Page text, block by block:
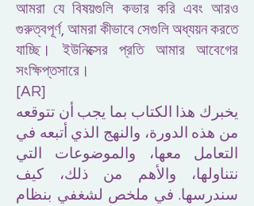
আমরা যে বিষয়গুলি কভার করি এবং আরও
গুরুত্বপূর্ণ, আমরা কীভাবে সেগুলি অধ্যয়ন করতে
যাচ্ছি। ইউনিক্সের প্রতি আমার আবেগের
সংক্ষিপ্তসারে।
[AR]
يخبرك هذا الكتاب بما يجب أن تتوقعه
من هذه الدورة، والنهج الذي أتبعه في
التعامل معها، والموضوعات التي
نتناولها، والأهم من ذلك، كيف
سندرسها. في ملخص لشغفي بنظام